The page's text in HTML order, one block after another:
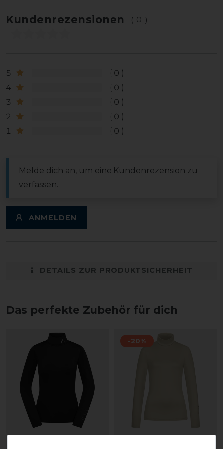
Kundenrezensionen (0)
5
0
4
0
3
0
2
0
1
0
Melde dich an, um eine Kundenrezension zu
verfassen.
ANMELDEN
DETAILS ZUR PRODUKTSICHERHEIT
Das perfekte Zubehör für dich
-20%